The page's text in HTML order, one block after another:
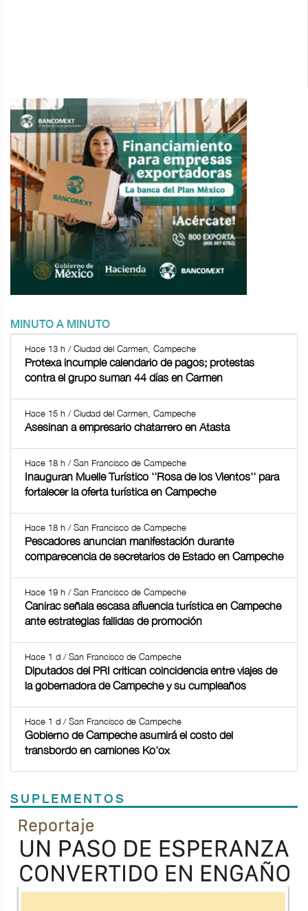
MINUTO A MINUTO
Hace 13 h / Ciudad del Carmen, Campeche
Protexa incumple calendario de pagos; protestas
contra el grupo suman 44 días en Carmen
Hace 15 h / Ciudad del Carmen, Campeche
Asesinan a empresario chatarrero en Atasta
Hace 18 h / San Francisco de Campeche
Inauguran Muelle Turístico ''Rosa de los Vientos'' para
fortalecer la oferta turística en Campeche
Hace 18 h / San Francisco de Campeche
Pescadores anuncian manifestación durante
comparecencia de secretarios de Estado en Campeche
Hace 19 h / San Francisco de Campeche
Canirac señala escasa afluencia turística en Campeche
ante estrategias fallidas de promoción
Hace 1 d / San Francisco de Campeche
Diputados del PRI critican coincidencia entre viajes de
la gobernadora de Campeche y su cumpleaños
Hace 1 d / San Francisco de Campeche
Gobierno de Campeche asumirá el costo del
transbordo en camiones Ko'ox
SUPLEMENTOS
Previous
TODOS LOS SUPLEMENTOS